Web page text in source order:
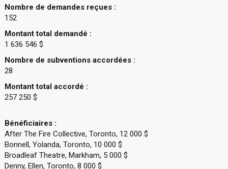
Nombre de demandes reçues :
152
Montant total demandé :
1 636 546 $
Nombre de subventions accordées :
28
Montant total accordé :
257 250 $
Bénéficiaires :
After The Fire Collective, Toronto, 12 000 $
Bonnell, Yolanda, Toronto, 10 000 $
Broadleaf Theatre, Markham, 5 000 $
Denny, Ellen, Toronto, 8 000 $